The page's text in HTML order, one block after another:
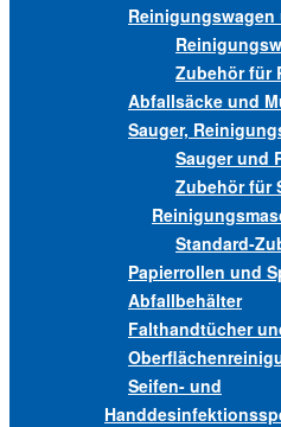
Zubehör für
Abfallsäcke und
Sauger,
Sauger und
Zubehör für
Standard-
Papierrollen und
Abfallbehälter
Falthandtücher
Seifen- und